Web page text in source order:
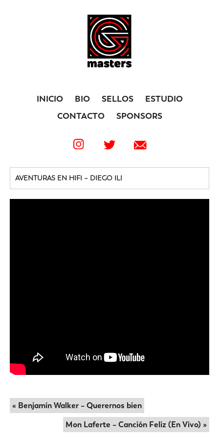
INICIO BIO SELLOS
ESTUDIO
CONTACTO
SPONSORS
AVENTURAS EN HIFI – DIEGO ILI
« Benjamín Walker – Querernos bien
Mon Laferte – Canción Feliz (En Vivo) »